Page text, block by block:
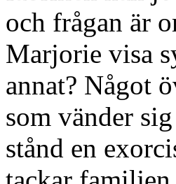
och frågan är
Marjorie visa
annat? Något
som vänder
stånd en